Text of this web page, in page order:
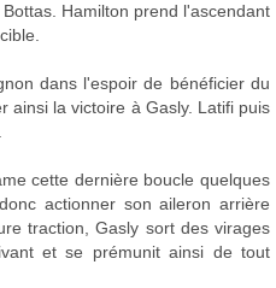
Hamilton prend l'ascendant
dans l'espoir de bénéficier du
ainsi la victoire à Gasly. Latifi puis
cette dernière boucle quelques
actionner son aileron arrière
traction, Gasly sort des virages
et se prémunit ainsi de tout